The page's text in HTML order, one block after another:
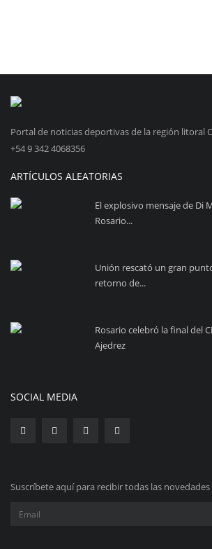
Portal de noticias deportivas de la región litoral
+54 9 342 4068356
ARTÍCULOS ALEATORIAS
El explosivo mensaje de Di
Rosario...
Unión rescató un gran
retorno de...
Rosario celebró la final del
Ajedrez
SOCIAL MEDIA
Suscríbete aquí para recibir todas las novedades